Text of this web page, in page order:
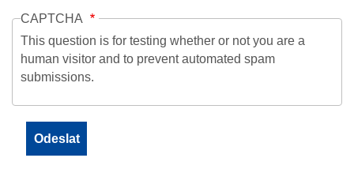
CAPTCHA
This question is for testing whether or not you are a
human visitor and to prevent automated spam
submissions.